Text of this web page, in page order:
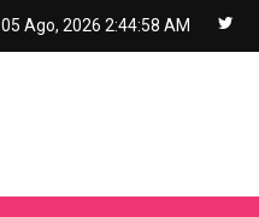
05 Ago, 2026 2:44:59 AM